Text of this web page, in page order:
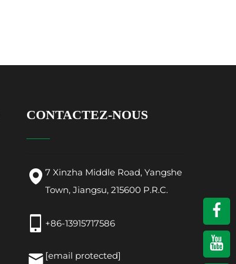
CONTACTEZ-NOUS
7 Xinzha Middle Road, Yangshe
Town, Jiangsu, 215600 P.R.C.
+86-13915717586
[email protected]